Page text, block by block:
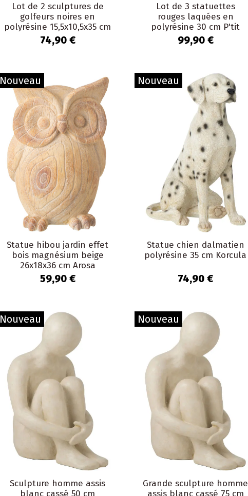
Lot de 2 sculptures de
golfeurs noires en
polyrésine 15,5x10,5x35 cm
Dornoch
74,90 €
Lot de 3 statuettes
rouges laquées en
polyrésine 30 cm P'tit
Maurice
99,90 €
Nouveau
Statue hibou jardin effet
bois magnésium beige
26x18x36 cm Arosa
59,90 €
Nouveau
Statue chien dalmatien
polyrésine 35 cm Korcula
74,90 €
Nouveau
Sculpture homme assis
Nouveau
Grande sculpture homme